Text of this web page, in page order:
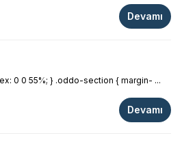
Devamı
0 0 55%; } .oddo-section { margin- ...
Devamı